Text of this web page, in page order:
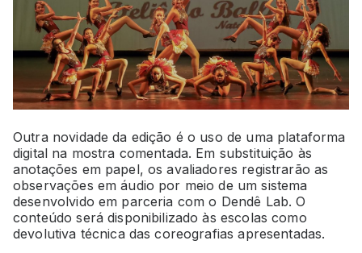
Outra novidade da edição é o uso de uma plataforma
digital na mostra comentada. Em substituição às
anotações em papel, os avaliadores registrarão as
observações em áudio por meio de um sistema
desenvolvido em parceria com o Dendê Lab. O
conteúdo será disponibilizado às escolas como
devolutiva técnica das coreografias apresentadas.